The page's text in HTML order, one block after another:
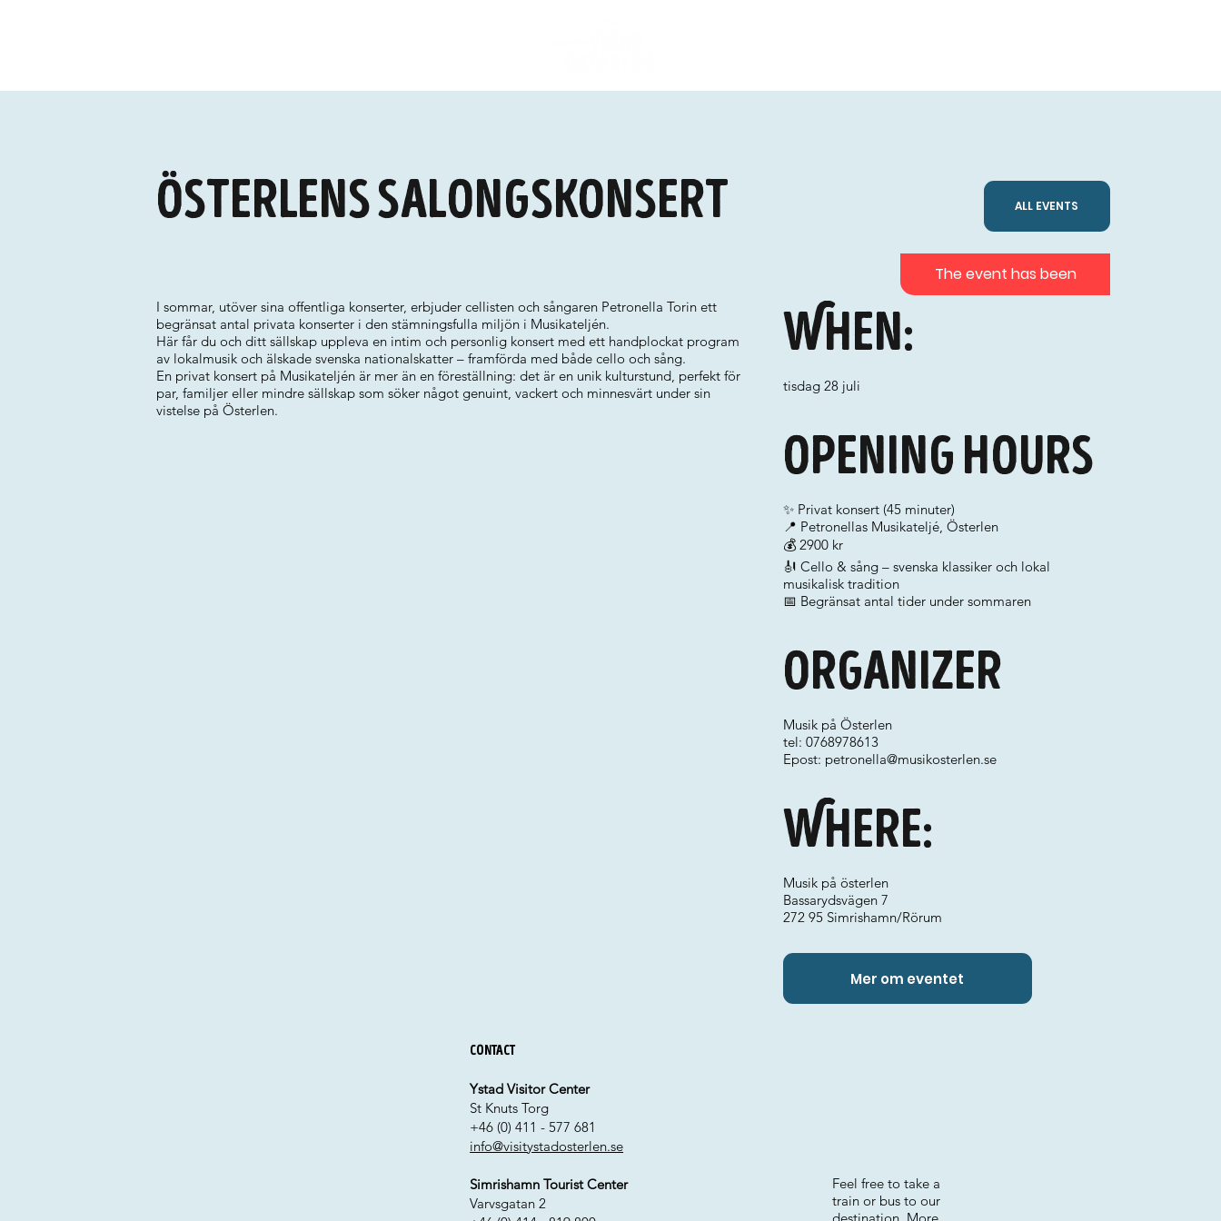
Österlens Salongskonsert ALL EVENTS
I sommar, utöver sina offentliga konserter, erbjuder cellisten och sångaren Petronella Torin ett
begränsat antal privata konserter i den stämningsfulla miljön i Musikateljén.
Här får du och ditt sällskap uppleva en intim och personlig konsert med ett handplockat program
av lokalmusik och älskade svenska nationalskatter – framförda med både cello och sång.
En privat konsert på Musikateljén är mer än en föreställning: det är en unik kulturstund, perfekt för
par, familjer eller mindre sällskap som söker något genuint, vackert och minnesvärt under sin
vistelse på Österlen.
When:
tisdag 28 juli
Where:
Organizer
Musik på Österlen
tel: 0768978613
Epost: petronella@musikosterlen.se
Musik på österlen
Bassarydsvägen 7
272 95 Simrishamn/Rörum
Opening hours
✨ Privat konsert (45 minuter)
📍 Petronellas Musikateljé, Österlen
💰 2900 kr
🎻 Cello & sång – svenska klassiker och lokal
musikalisk tradition
📅 Begränsat antal tider under sommaren
Mer om eventet
The event has been
Contact
Ystad Visitor Center
St Knuts Torg
+46 (0) 411 - 577 681
info@visitystadosterlen.se
Simrishamn Tourist Center
Varvsgatan 2
Feel free to take a
train or bus to our